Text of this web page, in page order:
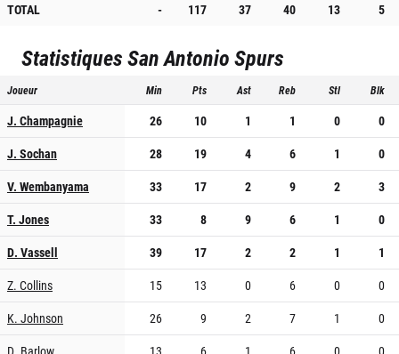
TOTAL
- 117 37 40 13 5
StatistiquesSan Antonio Spurs
Joueur Min Pts Ast Reb Stl Blk
J. Champagnie 26 10 1 1 0
0
J. Sochan
28 19 4 6 1
0
V. Wembanyama
33 17 2 9 2
3
T. Jones
33 8 9 6 1
0
D. Vassell
39 17 2 2 1
1
Z. Collins
15 13 0 6 0
0
K. Johnson
26 9 2 7 1
0